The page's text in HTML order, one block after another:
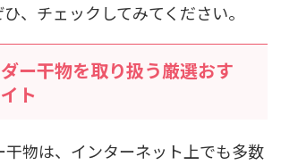
、チェックしてみてください。
ー干物を取り扱う厳選おす
ト
干物は、インターネット上でも多数